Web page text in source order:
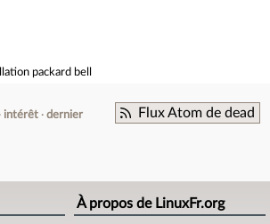
packard bell
Flux Atom de dead
intérêt
dernier
À propos de LinuxFr.org